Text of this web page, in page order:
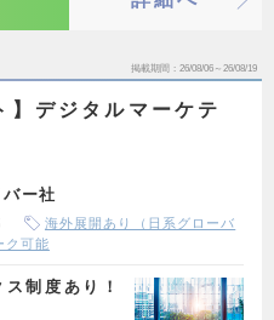
掲載期間 26/08/06～26/08/19
】デジタルマーケテ
ー社
海外展開あり（日系グローバ
ク可能
制度あり！